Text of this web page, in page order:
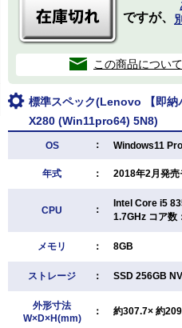
ですが、
この商品につい
標準スペック(Lenovo 【即
X280 (Win11pro64) 5N8)
OS ： Windows11
年式 ： 2018年2月発売
CPU ：
Intel Core i5
1.7GHz コア数
メモリ ： 8GB
ストレージ ： SSD 256GB
外形寸法
W×D×H(mm)
： 約307.7× 約